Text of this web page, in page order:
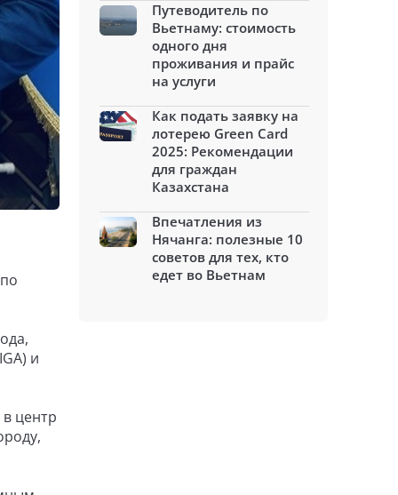
и
центр
Путеводитель по
Вьетнаму: стоимость
одного дня
проживания и прайс
на услуги
Как подать заявку на
лотерею Green Card
2025: Рекомендации
для граждан
Казахстана
Впечатления из
Нячанга: полезные 10
советов для тех, кто
едет во Вьетнам